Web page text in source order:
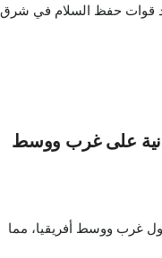
قوات حفظ السلام في شرق
على غرب ووسط
غرب ووسط أفريقيا، مما